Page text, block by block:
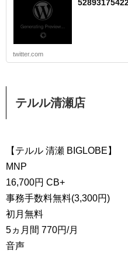
twitter.com
テルル清瀬店
【テルル 清瀬 BIGLOBE】
MNP
16,700円 CB+
事務手数料無料(3,300円)
初月無料
5ヵ月間 770円/月
音声